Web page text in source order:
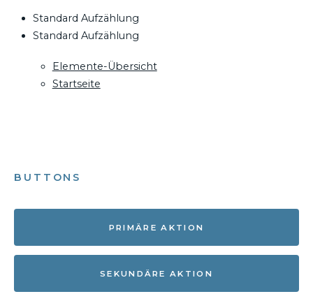
Standard Aufzählung
Standard Aufzählung
Elemente-Übersicht
Startseite
BUTTONS
PRIMÄRE AKTION
SEKUNDÄRE AKTION